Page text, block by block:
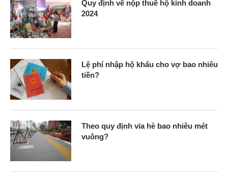
Quy định về nộp thuế hộ kinh doanh
2024
Lệ phí nhập hộ khẩu cho vợ bao nhiêu
tiền?
Theo quy định vỉa hè bao nhiêu mét
vuông?